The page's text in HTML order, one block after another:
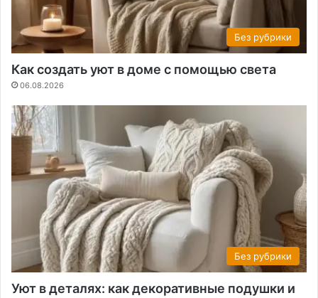
Без рубрики
Как создать уют в доме с помощью света
06.08.2026
Без рубрики
Уют в деталях: как декоративные подушки и